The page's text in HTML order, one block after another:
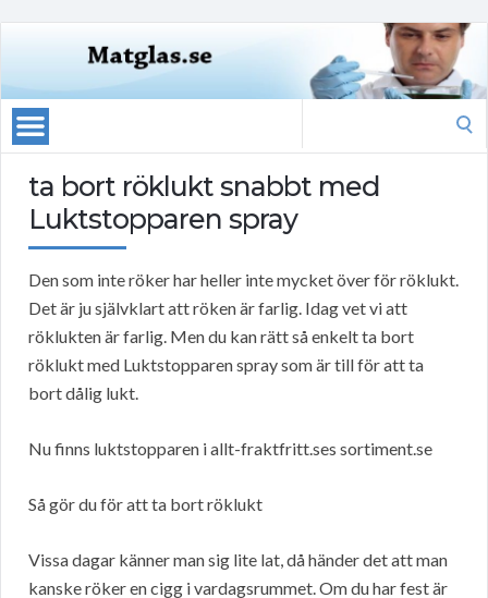
ta bort röklukt snabbt med
Luktstopparen spray
Den som inte röker har heller inte mycket över för röklukt.
Det är ju självklart att röken är farlig. Idag vet vi att
röklukten är farlig. Men du kan rätt så enkelt ta bort
röklukt med Luktstopparen spray som är till för att ta
bort dålig lukt.
Nu finns luktstopparen i allt-fraktfritt.ses sortiment.se
Så gör du för att ta bort röklukt
Vissa dagar känner man sig lite lat, då händer det att man
kanske röker en cigg i vardagsrummet. Om du har fest är